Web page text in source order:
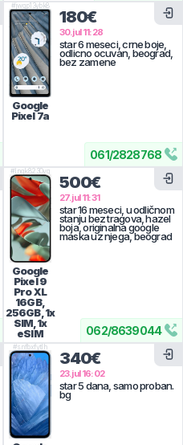
061/2828768
#jwqp13ybk8
Google
Pixel 7a
180€
30.jul 11:28
star 6 meseci, crne boje,
odlicno ocuvan, beograd,
bez zamene
062/8639044
#lnqk8230vq
Google
Pixel 9
Pro XL
16GB,
256GB, 1x
SIM, 1x
eSIM
500€
27.jul 11:31
star 16 meseci, u odličnom
stanju bez tragova, hazel
boja, originalna google
maska uz njega, beograd
#snfbxfytlh
340€
23.jul 16:02
star 5 dana, samo proban.
bg